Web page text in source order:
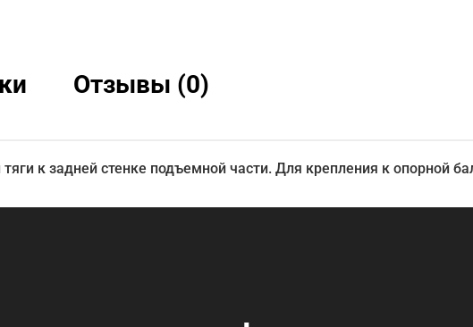
Отзывы (0)
к задней стенке подъемной части. Для крепления к опорной